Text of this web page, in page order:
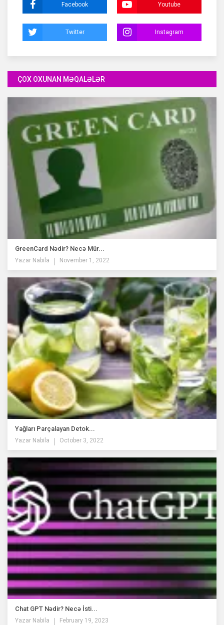
Facebook Youtube
Twitter Instagram
ÇOX OXUNAN MƏQALƏLƏR
GreenCard Nədir? Necə Mür...
Yazar Nabila November 1, 2022
Yağları Parçalayan Detok...
Yazar Nabila October 3, 2022
Chat GPT Nədir? Necə İsti...
Yazar Nabila February 19, 2023